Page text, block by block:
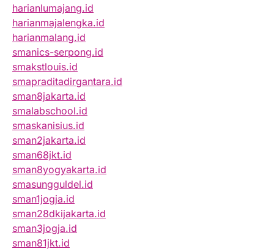
harianlumajang.id
harianmajalengka.id
harianmalang.id
smanics-serpong.id
smakstlouis.id
smapraditadirgantara.id
sman8jakarta.id
smalabschool.id
smaskanisius.id
sman2jakarta.id
sman68jkt.id
sman8yogyakarta.id
smasungguldel.id
sman1jogja.id
sman28dkijakarta.id
sman3jogja.id
sman81jkt.id